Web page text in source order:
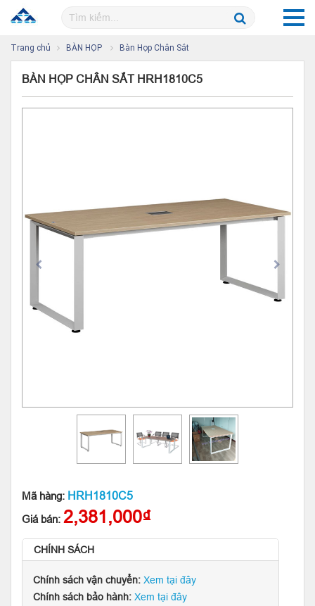
Trang chủ BÀN HỌP Bàn Họp Chân Sắt
BÀN HỌP CHÂN SẮT HRH1810C5
Mã hàng: HRH1810C5
Giá bán: 2,381,000₫
CHÍNH SÁCH
Chính sách vận chuyển: Xem tại đây
Chính sách bảo hành: Xem tại đây